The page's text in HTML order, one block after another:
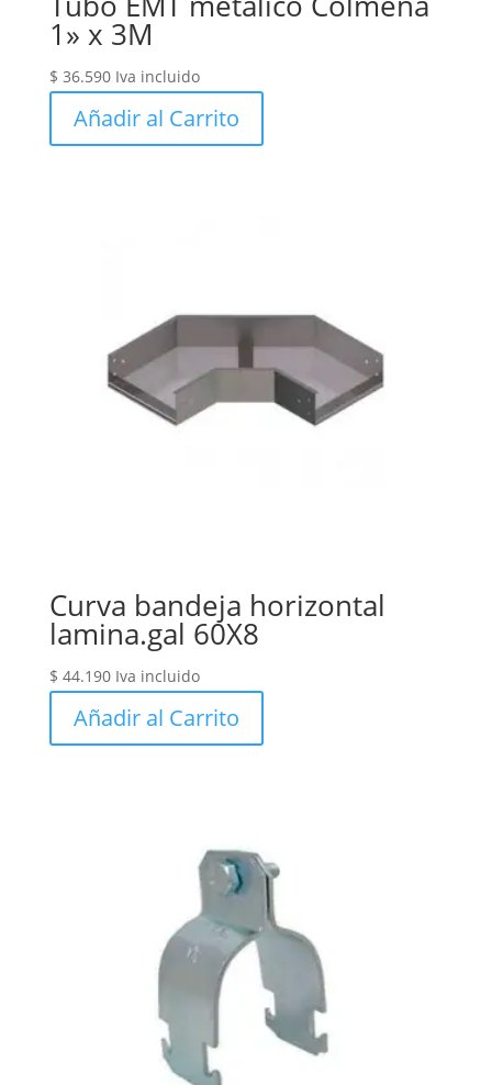
1» x 3M
$ 36.590 Iva incluido
Añadir al Carrito
Curva bandeja horizontal
lamina.gal 60X8
$ 44.190 Iva incluido
Añadir al Carrito